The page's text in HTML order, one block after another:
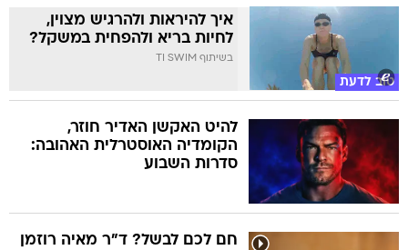
טוב לדעת
איך להיראות ולהרגיש מצוין,
לחיות בריא ולהפחית במשקל?
בשיתוף TI SWIM
להיט האקשן האדיר חוזר,
הקומדיה האוסטרלית האהובה:
סדרות השבוע
חם לכם לבשל? ד"ר מאיה רוזמן